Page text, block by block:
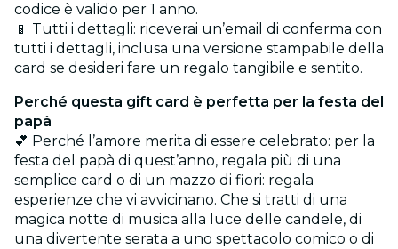
codice è valido per 1 anno.
📱 Tutti i dettagli: riceverai un’email di conferma con
tutti i dettagli, inclusa una versione stampabile della
card se desideri fare un regalo tangibile e sentito.
Perché questa gift card è perfetta per la festa del
papà
💕 Perché l’amore merita di essere celebrato: per la
festa del papà di quest’anno, regala più di una
semplice card o di un mazzo di fiori: regala
esperienze che vi avvicinano. Che si tratti di una
magica notte di musica alla luce delle candele, di
una divertente serata a uno spettacolo comico o di